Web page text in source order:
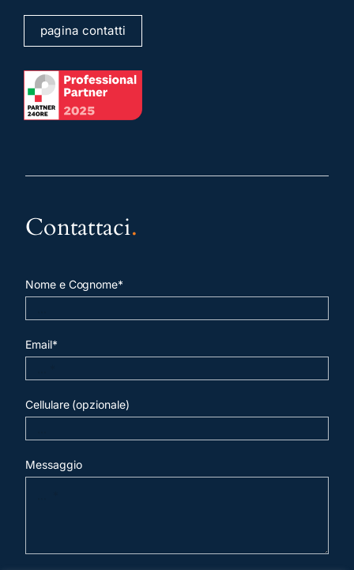
pagina contatti
Contattaci.
Nome e Cognome*
Email*
Cellulare (opzionale)
Messaggio